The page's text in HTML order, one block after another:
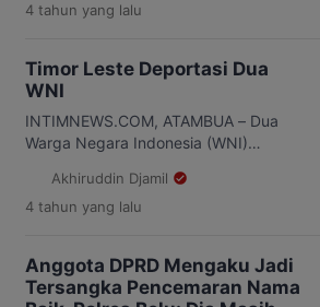
Nusantara Open 2022 Piala Prabowo
pertandingan ball possessions terlihat
diungguli tim Persija Jakarta, namun
serangan mematikan dari macan
Perbatasan Atambua mampu
permainan di […]
4 tahun yang lalu
Timor Leste Deportasi Dua
WNI
INTIMNEWS.COM, ATAMBUA – Dua
Warga Negara Indonesia (WNI)
Imigrasi Timor Leste. Keduai WNI
tersebut masing -masing atas nama
media ini petugas Imigrasi TPI Wini
menerima pemulangan 2 orang WNI
Akhiruddin Djamil
4 tahun yang lalu
Anggota DPRD Mengaku Jadi
Tersangka Pencemaran Nama